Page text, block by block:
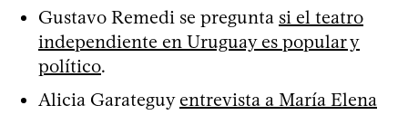
Gustavo Remedi se pregunta si el teatro
independiente en Uruguay es popular y
político.
Alicia Garateguyentrevista a María Elena